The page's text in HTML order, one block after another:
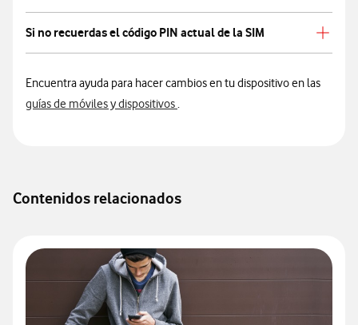
Si no recuerdas el código PIN actual de la SIM
Encuentra ayuda para hacer cambios en tu dispositivo en las
guías de móviles y dispositivos.
Contenidos relacionados